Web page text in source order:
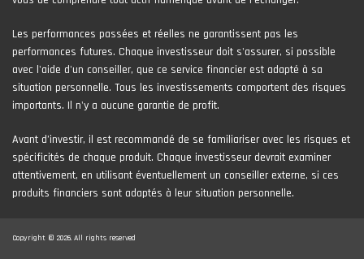
Les performances passées et réelles ne garantissent pas les
performances futures. Chaque investisseur doit s'assurer, si possible
avec l'aide d'un conseiller, que ce service financier est adapté à sa
situation personnelle. Tous les investissements comportent des risques
importants. Il n'y a aucune garantie de profit.
Avant d’investir, il est recommandé de se familiariser avec les risques et
spécificités de chaque produit. Chaque investisseur devrait examiner
attentivement, en utilisant éventuellement un conseiller externe, si ces
produits financiers sont adaptés à leur situation personnelle.
Copyright © 2026. All rights reserved